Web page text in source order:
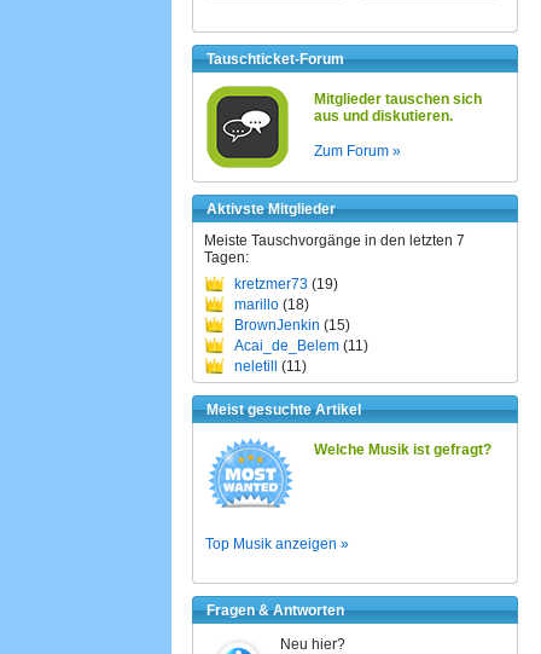
Tauschticket-Forum
Mitglieder tauschen sich
aus und diskutieren.
Zum Forum »
Aktivste Mitglieder
Meiste Tauschvorgänge in den letzten 7
Tagen:
kretzmer73 (19)
marillo (18)
BrownJenkin (15)
Acai_de_Belem (11)
neletill (11)
Meist gesuchte Artikel
Welche Musik ist gefragt?
Top Musik anzeigen »
Fragen & Antworten
Neu hier?